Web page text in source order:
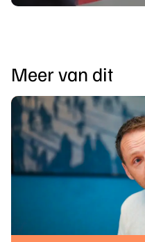
Meer van dit